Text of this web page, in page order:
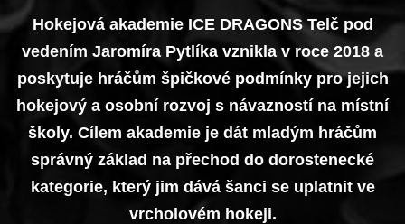
Hokejová akademie ICE DRAGONS Telč pod
vedením Jaromíra Pytlíka vznikla v roce 2018 a
poskytuje hráčům špičkové podmínky pro jejich
hokejový a osobní rozvoj s návazností na místní
školy. Cílem akademie je dát mladým hráčům
správný základ na přechod do dorostenecké
kategorie, který jim dává šanci se uplatnit ve
vrcholovém hokeji.